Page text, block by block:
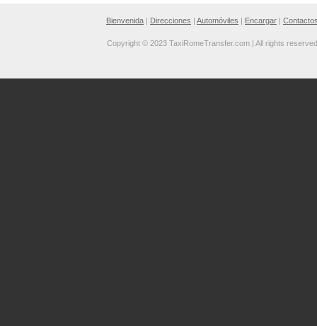
Bienvenida | Direcciones | Automóviles | Encargar |
Copyright © 2023 TaxiRomeTransfer.com | All rights reserved